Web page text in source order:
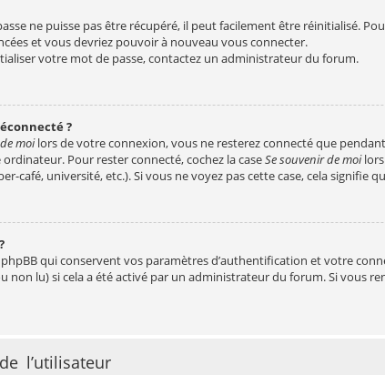
ne puisse pas être récupéré, il peut facilement être réinitialisé.
et vous devriez pouvoir à nouveau vous connecter.
votre mot de passe, contactez un administrateur du forum.
?
moilors de votre connexion, vous ne resterez connecté que
Pour rester connecté, cochez la caseSe souvenir de moilors
café, université, etc.). Si vous ne voyez pas cette case, cela
qui conservent vos paramètres d’authentification et votre
non lu) si cela a été activé par un administrateur du forum. Si vous
l’utilisateur